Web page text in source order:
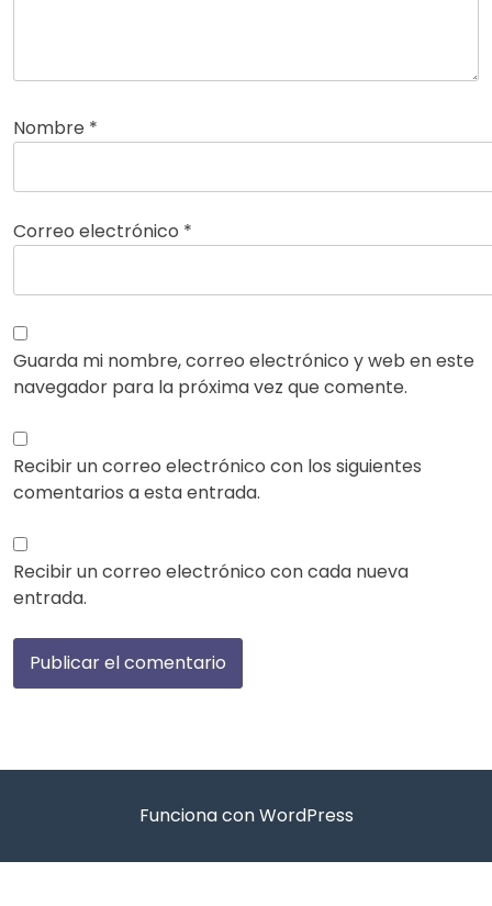
Nombre *
Correo electrónico *
Guarda mi nombre, correo electrónico y web en este
navegador para la próxima vez que comente.
Recibir un correo electrónico con los siguientes
comentarios a esta entrada.
Recibir un correo electrónico con cada nueva
entrada.
Funciona con WordPress